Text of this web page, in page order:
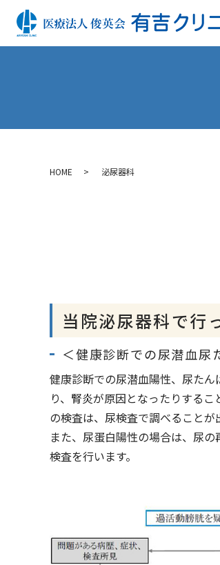
HOME 泌尿器科
当院泌尿器科で行
＜健康診断での尿潜血尿
健康診断での尿潜血陽性、尿た
り、腎炎が原因となったりする
の検査は、尿検査で調べることが
また、尿蛋白陽性の場合は、尿
検査を行います。